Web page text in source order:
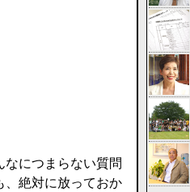
につまらない質問
、絶対に放っておか